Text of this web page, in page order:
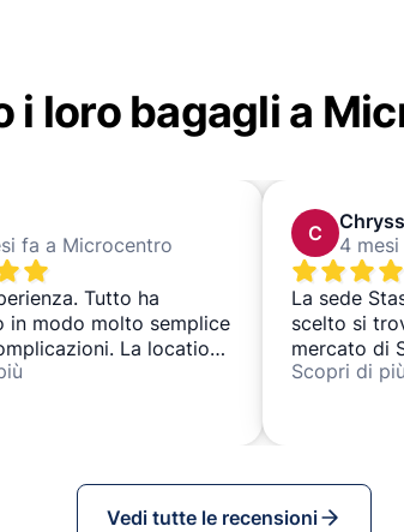
i loro bagagli a
fa a Microcentro
Tutto ha
in modo molto semplice
La location
C
4
La sede
scelto si
mercato di
molto
farci
Scopri di più
Vedi tutte le recensioni